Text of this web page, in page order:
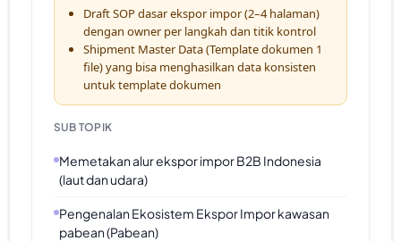
Draft SOP dasar ekspor impor (2–4 halaman)
dengan owner per langkah dan titik kontrol
Shipment Master Data (Template dokumen 1
file) yang bisa menghasilkan data konsisten
untuk template dokumen
SUB TOPIK
Memetakan alur ekspor impor B2B Indonesia
(laut dan udara)
Pengenalan Ekosistem Ekspor Impor kawasan
pabean (Pabean)